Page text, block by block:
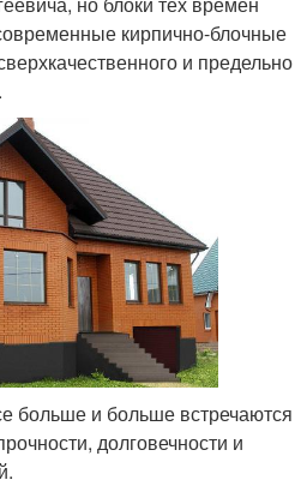
кирпично-блочные
и предельно
больше и больше встречаются
долговечности и